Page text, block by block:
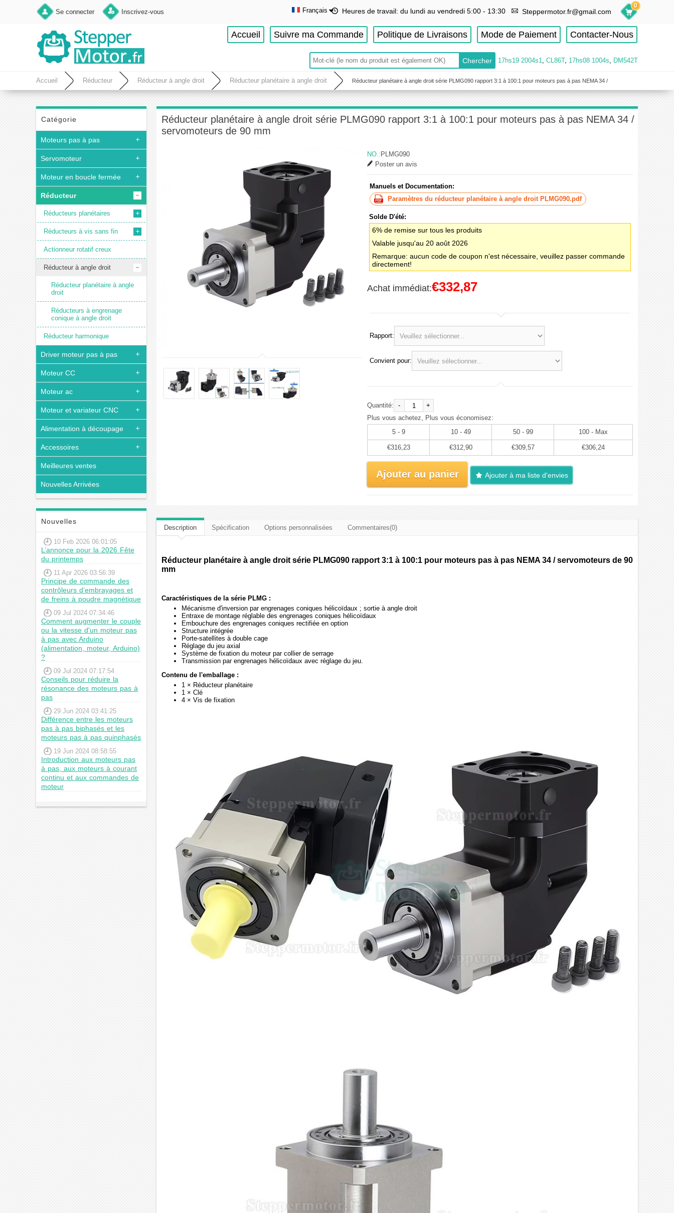
Se connecter Inscrivez-vous
Français
Deutsch
Français
Español
Heures de travail: du lundi au vendredi 5:00 - 13:30 Steppermotor.fr@gmail.com
0
Accueil Suivre ma Commande Politique de Livraisons Mode de Paiement Contacter-Nous
17hs19 2004s1, CL86T, 17hs08 1004s, DM542T
Accueil Réducteur Réducteur à angle droit Réducteur planétaire à angle droit Réducteur planétaire à angle droit série PLMG090 rapport 3:1 à 100:1 pour moteurs pas à pas NEMA 34 /
Catégorie
Moteurs pas à pas
Servomoteur
Moteur en boucle fermée
Réducteur
Réducteurs planétaires
Réducteurs à vis sans fin
Actionneur rotatif creux
Réducteur à angle droit
Réducteur planétaire à angle
droit
Réducteurs à engrenage
conique à angle droit
Réducteur harmonique
Driver moteur pas à pas
Moteur CC
Moteur ac
Moteur et variateur CNC
Alimentation à découpage
Accessoires
Meilleures ventes
Nouvelles Arrivées
Nouvelles
10 Feb 2026 06:01:05
L’annonce pour la 2026 Fête
du printemps
11 Apr 2026 03:56:39
Principe de commande des
contrôleurs d’embrayages et
de freins à poudre magnétique
09 Jul 2024 07:34:46
Comment augmenter le couple
ou la vitesse d'un moteur pas
à pas avec Arduino
(alimentation, moteur, Arduino)
?
09 Jul 2024 07:17:54
Conseils pour réduire la
résonance des moteurs pas à
pas
29 Jun 2024 03:41:25
Différence entre les moteurs
pas à pas biphasés et les
moteurs pas à pas quinphasés
19 Jun 2024 08:58:55
Introduction aux moteurs pas
à pas, aux moteurs à courant
continu et aux commandes de
moteur
Réducteur planétaire à angle droit série PLMG090 rapport 3:1 à 100:1 pour moteurs pas à pas NEMA 34 /
servomoteurs de 90 mm
NO.: PLMG090
Poster un avis
Manuels et Documentation:
Paramètres du réducteur planétaire à angle droit PLMG090.pdf
Solde D'été:
6% de remise sur tous les produits
Valable jusqu'au 20 août 2026
Remarque: aucun code de coupon n'est nécessaire, veuillez passer commande
directement!
Achat immédiat:€332,87
Rapport:
Convient pour:
Quantité: -
+
Plus vous achetez, Plus vous économisez:
5 - 9
10 - 49 50 - 99 100 - Max
€316,23 €312,90 €309,57 €306,24
Ajouter au panier Ajouter à ma liste d'envies
Description Spécification Options personnalisées Commentaires(0)
Réducteur planétaire à angle droit série PLMG090 rapport 3:1 à 100:1 pour moteurs pas à pas NEMA 34 / servomoteurs de 90
mm
Caractéristiques de la série PLMG :
Mécanisme d'inversion par engrenages coniques hélicoïdaux ; sortie à angle droit
Entraxe de montage réglable des engrenages coniques hélicoïdaux
Embouchure des engrenages coniques rectifiée en option
Structure intégrée
Porte-satellites à double cage
Réglage du jeu axial
Système de fixation du moteur par collier de serrage
Transmission par engrenages hélicoïdaux avec réglage du jeu.
Contenu de l'emballage :
1 × Réducteur planétaire
1 × Clé
4 × Vis de fixation